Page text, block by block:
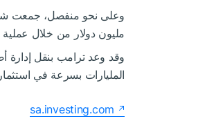
مليون دولار من خلال عملية
وقد وعد ترامب بنقل إدارة
المليارات بسرعة في
sa.investing.com